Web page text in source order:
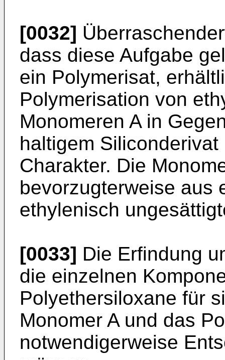
[0032]
dass diese Aufgabe
ein Polymerisat,
Polymerisation von
Monomeren A in
haltigem
Charakter. Die
bevorzugterweise aus
ethylenisch
[0033] Die Erfindung
die einzelnen
Polyethersiloxane für
Monomer A und das
notwendigerweise